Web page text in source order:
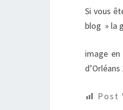
Si vous
blog » la
image
Post